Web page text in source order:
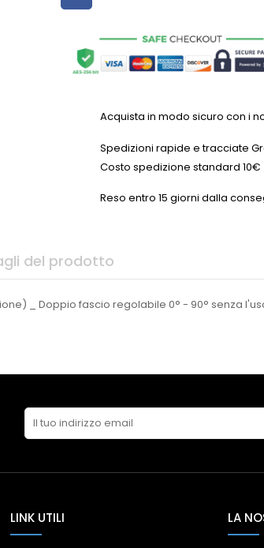
Acquista in modo sicuro con i
Spedizioni rapide e tracciate
Costo spedizione standard 10€
Reso entro 15 giorni dalla
del prodotto
_ Doppio fascio regolabile 0° - 90° senza
LINK UTILI LA